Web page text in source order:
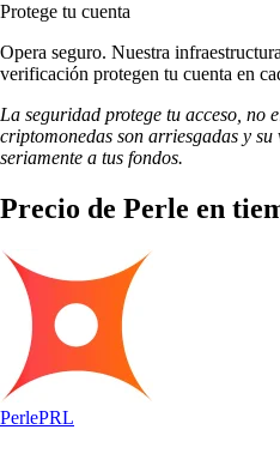
Protege tu cuenta
Opera seguro. Nuestra
verificación protegen tu cuenta en
La seguridad protege tu acceso, no
criptomonedas son arriesgadas y
seriamente a tus fondos.
Precio de Perle en
PerlePRL